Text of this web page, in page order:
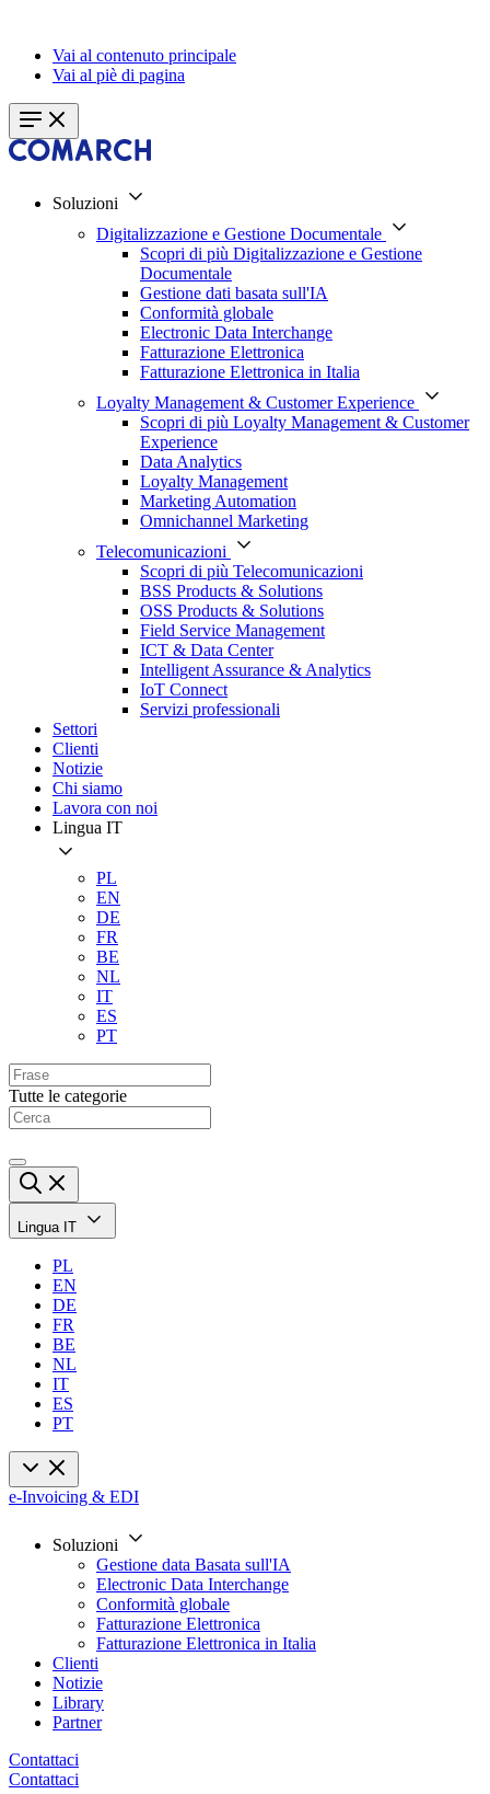
Vai al contenuto principale
Vai al piè di pagina
Soluzioni
Digitalizzazione e Gestione Documentale
Scopri di più Digitalizzazione e Gestione
Documentale
Gestione dati basata sull'IA
Conformità globale
Electronic Data Interchange
Fatturazione Elettronica
Fatturazione Elettronica in Italia
Loyalty Management & Customer Experience
Scopri di più Loyalty Management & Customer
Experience
Data Analytics
Loyalty Management
Marketing Automation
Omnichannel Marketing
Telecomunicazioni
Scopri di più Telecomunicazioni
BSS Products & Solutions
OSS Products & Solutions
Field Service Management
ICT & Data Center
Intelligent Assurance & Analytics
IoT Connect
Servizi professionali
Settori
Clienti
Notizie
Chi siamo
Lavora con noi
Lingua IT
PL
EN
DE
FR
BE
NL
IT
ES
PT
Tutte le categorie
Lingua IT
PL
EN
DE
FR
BE
NL
IT
ES
PT
e-Invoicing & EDI
Soluzioni
Gestione data Basata sull'IA
Electronic Data Interchange
Conformità globale
Fatturazione Elettronica
Fatturazione Elettronica in Italia
Clienti
Notizie
Library
Partner
Contattaci
Contattaci